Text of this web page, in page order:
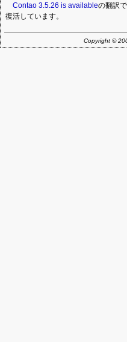
Contao 3.5.26 is availableの翻訳
復活しています。
Copyright ©